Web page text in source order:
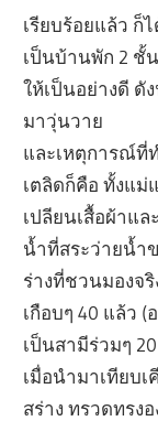
เรียบร้อยแล้ว ก็
เป็นบ้านพัก 2 ชั้
ให้เป็นอย่างดี ดั
มาวุ่นวาย
และเหตุการณ์ที่
เตลิดก็คือ ทั้งแม่
เปลียนเสื้อผ้าแ
น้ำที่สระว่ายน้ำ
ร่างที่ชวนมองจ
เกือบๆ 40 แล้ว
เป็นสามีร่วมๆ
เมื่อนำมาเทียบเ
สร่าง ทรวดทรง